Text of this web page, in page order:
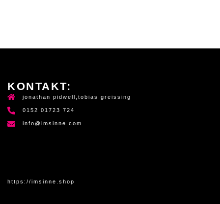
KONTAKT:
jonathan pidwell,tobias greissing
0152 01723 724
info@imsinne.com
https://imsinne.shop